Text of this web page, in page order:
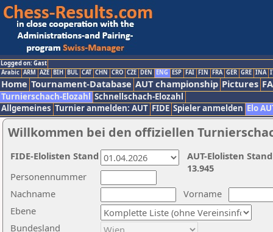
Logged on: Gast
Arabic ARM AZE BIH BUL CAT CHN CRO CZE DEN ENG ESP FAI FIN FRA GER GRE INA
Home Tournament-Database AUT championship Pictures
Turnierschach-Elozahl Schnellschach-Elozahl
Allgemeines Turnier anmelden: AUT FIDE Spieler anmelden Elo
Willkommen bei den offiziellen
Nachname
Vorname
Ebene
Personennummer
Bundesland
AUT-Elolisten
13.945
FIDE-Elolisten Stand